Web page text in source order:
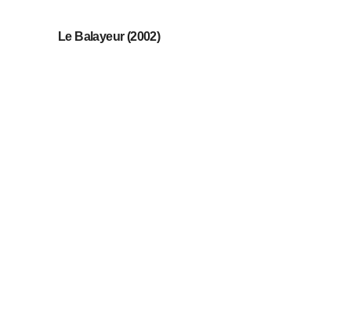
Le Balayeur (2002)